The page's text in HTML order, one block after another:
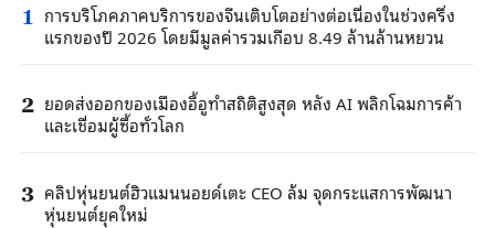
1 การบริโภคภาคบริการของจีนเติบโตอย่างต่อเนื่องในช่วงครึ่ง
แรกของปี 2026 โดยมีมูลค่ารวมเกือบ 8.49 ล้านล้านหยวน
2 ยอดส่งออกของเมืองอี้อูทำสถิติสูงสุด หลัง AI พลิกโฉมการค้า
และเชื่อมผู้ซื้อทั่วโลก
3 คลิปหุ่นยนต์ฮิวแมนนอยด์เตะ CEO ล้ม จุดกระแสการพัฒนา
หุ่นยนต์ยุคใหม่